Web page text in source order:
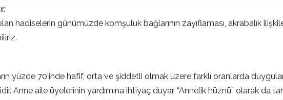
hadiselerin günümüzde komşuluk bağlarının zayıflaması, akrabalık
yüzde 70'inde hafif, orta ve şiddetli olmak üzere farklı oranlarda
Anne aile üyelerinin yardımına ihtiyaç duyar. “Annelik hüznü” olarak da